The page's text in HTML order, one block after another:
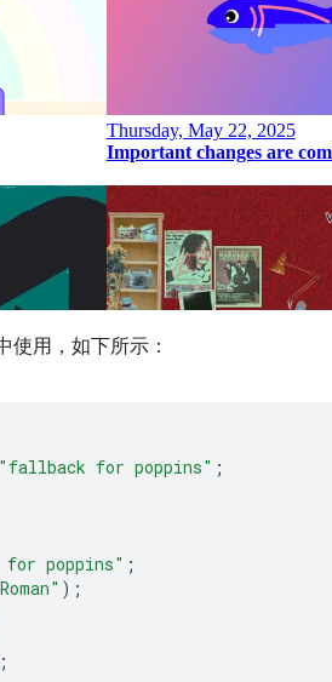
使用，如下所示：
"fallback for poppins" ;
poppins" ;
);